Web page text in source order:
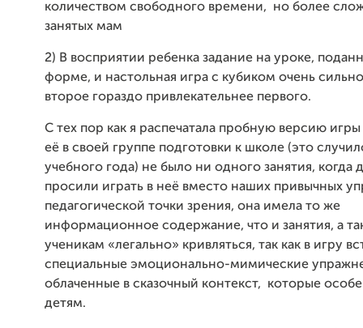
количеством свободного времени,
но более
занятых мам
2) В восприятии ребенка задание на уроке,
форме, и настольная игра с кубиком очень
второе гораздо привлекательнее первого.
С тех пор как я распечатала пробную версию
её в своей группе подготовки к школе (это
учебного года) не было ни одного занятия, когда
просили играть в неё вместо наших привычных
педагогической точки зрения, она имела то же
информационное содержание, что и занятия, а
ученикам «легально» кривляться, так как в игру
специальные эмоционально-мимические
облаченные в сказочный контекст,
которые
детям.